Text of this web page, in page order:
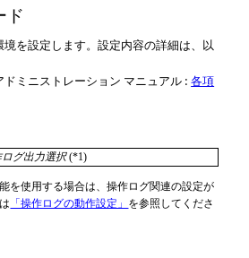
ド
を設定します。設定内容の詳細は、以
ドミニストレーション マニュアル :各項
ログ出力選択 (*1)
を使用する場合は、操作ログ関連の設定が
「操作ログの動作設定」 を参照してくださ